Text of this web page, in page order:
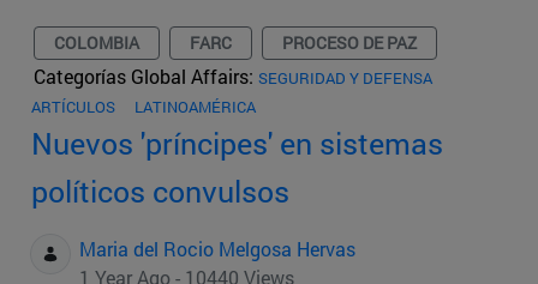
COLOMBIA FARC PROCESO DE PAZ
Categorías Global Affairs: SEGURIDAD Y DEFENSA
ARTÍCULOS
LATINOAMÉRICA
Nuevos 'príncipes' en sistemas
políticos convulsos
Maria del Rocio Melgosa Hervas
1 Year Ago - 10440 Views